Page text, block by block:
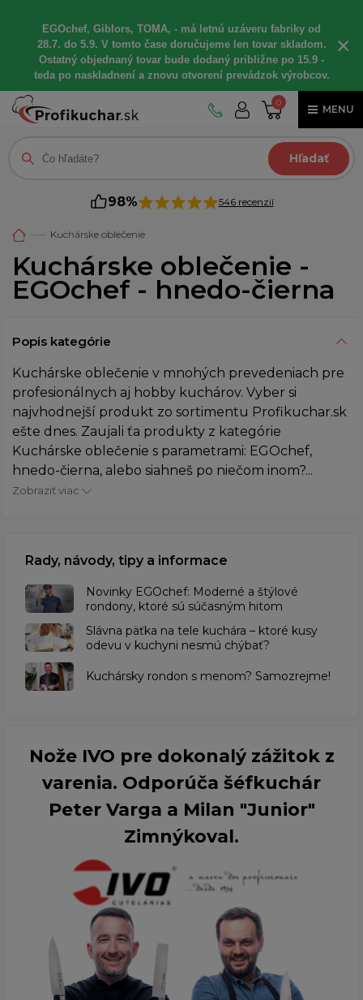
EGOchef, Giblors, TOMA, - má letnú uzáveru fabriky od
28.7. do 5.9. V tomto čase doručujeme len tovar skladom.
Ostatný objednaný tovar bude dodaný približne po 15.9 -
teda po naskladnení a znovu otvorení prevádzok výrobcov.
×
0
MENU
Hľadať
98% 546 recenzií
Kuchárske oblečenie
Kuchárske oblečenie -
EGOchef - hnedo-čierna
Popis kategórie
Kuchárske oblečenie v mnohých prevedeniach pre
profesionálnych aj hobby kuchárov. Vyber si
najvhodnejší produkt zo sortimentu Profikuchar.sk
ešte dnes. Zaujali ťa produkty z kategórie
Kuchárske oblečenie s parametrami: EGOchef,
hnedo-čierna, alebo siahneš po niečom inom?...
Zobraziť viac
Rady, návody, tipy a informace
Novinky EGOchef: Moderné a štýlové
rondony, ktoré sú súčasným hitom
Slávna päťka na tele kuchára – ktoré kusy
odevu v kuchyni nesmú chýbať?
Kuchársky rondon s menom? Samozrejme!
Nože IVO pre dokonalý zážitok z
varenia. Odporúča šéfkuchár
Peter Varga a Milan "Junior"
Zimnýkoval.